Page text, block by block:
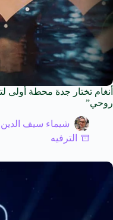
أنغام تختار جدة محطة أولى
روحي”
شيماء سيف الدين
الترفيه